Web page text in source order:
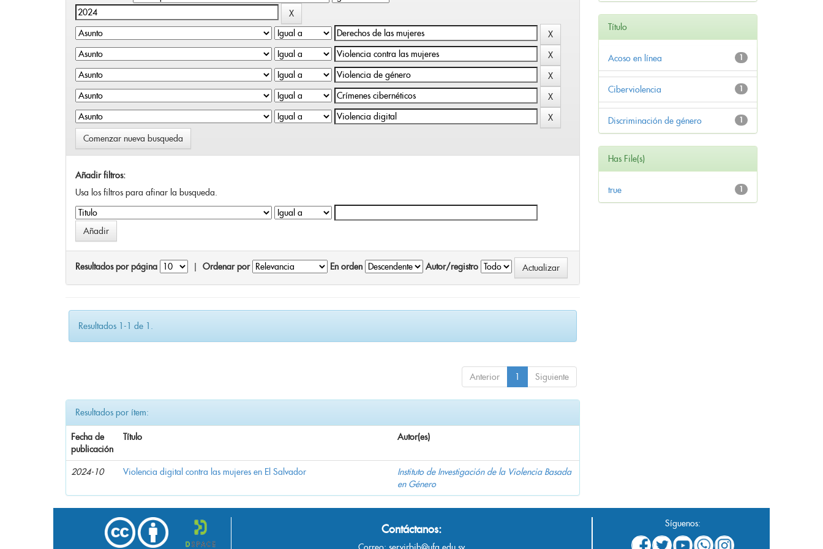
Comenzar nueva busqueda
Añadir filtros:
Usa los filtros para afinar la busqueda.
Resultados por página Ordenar por En orden Autor/registro
Resultados 1-1 de 1.
Anterior 1 Siguiente
Resultados por ítem:
Fecha de
publicación
Título Autor(es)
2024-10 Violencia digital contra las mujeres en El Salvador
Instituto de Investigación de la Violencia Basada
en Género
Título
1
Acoso en línea
1
Ciberviolencia
1
Discriminación de género
Has File(s)
1
true
Contáctanos: Síguenos: